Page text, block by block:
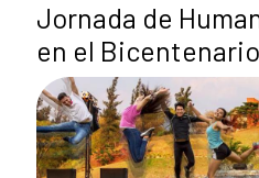
Jornada de
en el Bicentenario